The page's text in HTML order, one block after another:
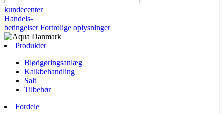
kundecenter
Handels-
betingelser Fortrolige oplysninger
Produkter
Blødgøringsanlæg
Kalkbehandling
Salt
Tilbehør
Fordele